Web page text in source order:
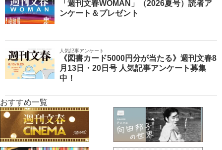
「週刊文春WOMAN」（2026夏号）読者ア
ンケート＆プレゼント
人気記事アンケート
《図書カード5000円分が当たる》週刊文春8
月13日・20日号 人気記事アンケート募集
中！
おすすめ一覧